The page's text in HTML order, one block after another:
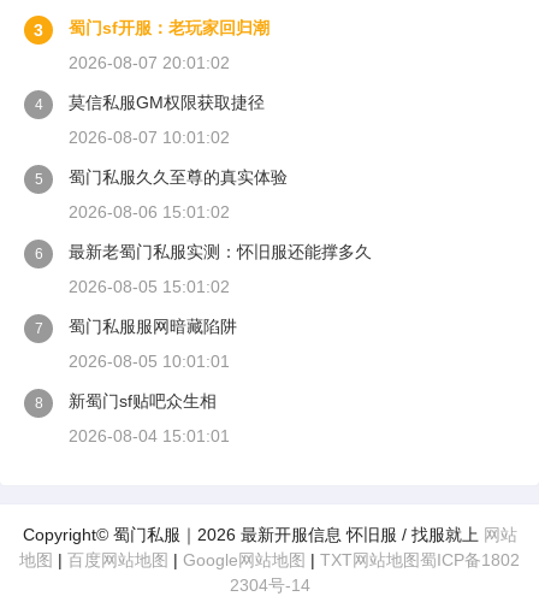
3
蜀门sf开服：老玩家回归潮
2026-08-07 20:01:02
4
莫信私服GM权限获取捷径
2026-08-07 10:01:02
5
蜀门私服久久至尊的真实体验
2026-08-06 15:01:02
6
最新老蜀门私服实测：怀旧服还能撑多久
2026-08-05 15:01:02
7
蜀门私服服网暗藏陷阱
2026-08-05 10:01:01
8
新蜀门sf贴吧众生相
2026-08-04 15:01:01
Copyright© 蜀门私服｜2026 最新开服信息 怀旧服 / 找服就上 网站
地图 | 百度网站地图 | Google网站地图 | TXT网站地图蜀ICP备1802
2304号-14